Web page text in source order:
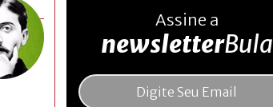
Assine a
newsletterBula